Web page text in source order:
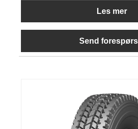
Les mer
Send